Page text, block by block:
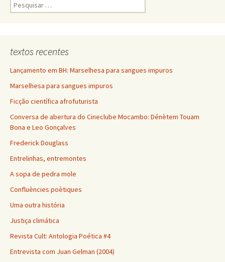
por:
textos recentes
Lançamento em BH: Marselhesa para sangues impuros
Marselhesa para sangues impuros
Ficção científica afrofuturista
Conversa de abertura do Cineclube Mocambo: Dénètem Touam
Bona e Leo Gonçalves
Frederick Douglass
Entrelinhas, entremontes
A sopa de pedra mole
Confluències poètiques
Uma outra história
Justiça climática
Revista Cult: Antologia Poética #4
Entrevista com Juan Gelman (2004)